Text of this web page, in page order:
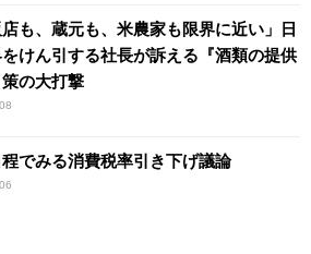
店も、蔵元も、米農家も限界に近い」日
けん引する社長が訴える『酒類の提供
の大打撃
でみる消費税率引き下げ議論